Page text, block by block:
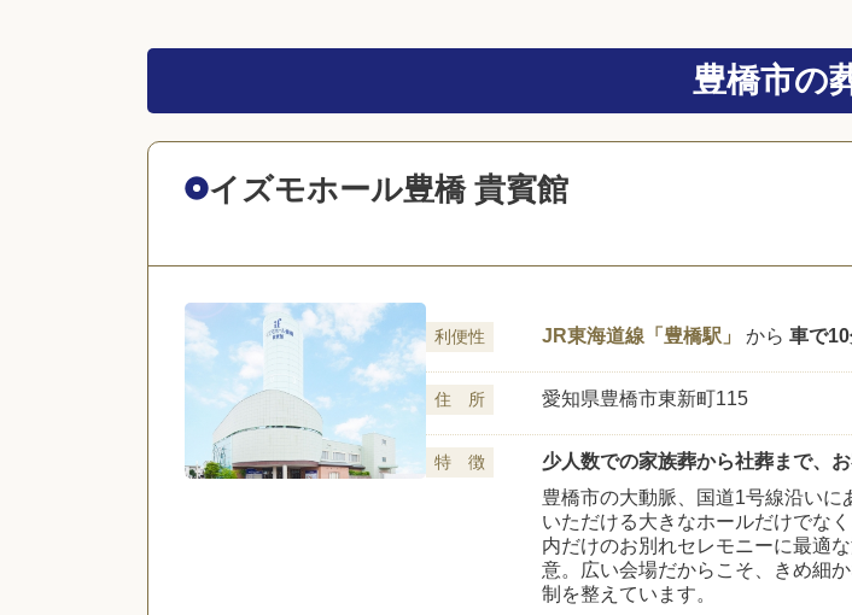
豊橋市の
イズモホール豊橋 貴賓館
利便性 JR東海道線「豊橋駅」 から 車で
住 所 愛知県豊橋市東新町115
特 徴
少人数での家族葬から社葬まで、
豊橋市の大動脈、国道1号線沿いに
いただける大きなホールだけでな
内だけのお別れセレモニーに最適
意。広い会場だからこそ、きめ細
制を整えています。